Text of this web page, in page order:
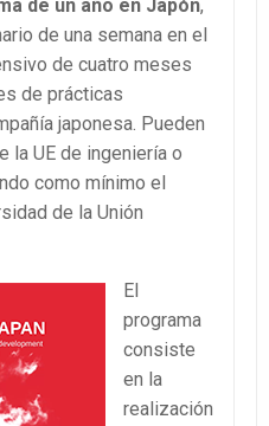
de un año en Japón,
de una semana en el
de cuatro meses
de prácticas
japonesa. Pueden
la UE de ingeniería o
como mínimo el
de la Unión
El
programa
consiste
en la
realización